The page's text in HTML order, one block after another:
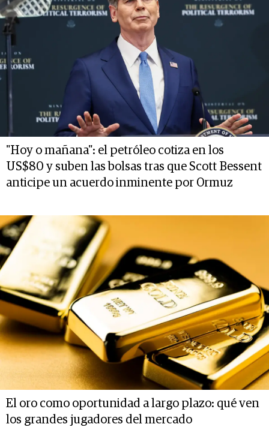
"Hoy o mañana": el petróleo cotiza en los
US$80 y suben las bolsas tras que Scott Bessent
anticipe un acuerdo inminente por Ormuz
El oro como oportunidad a largo plazo: qué ven
los grandes jugadores del mercado